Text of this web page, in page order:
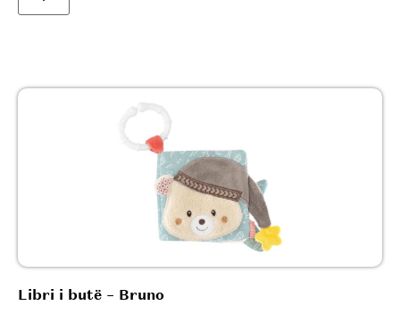
Libri i butë – Bruno